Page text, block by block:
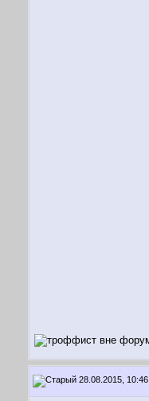
28.08.2015, 10:46